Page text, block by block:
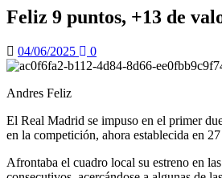
Feliz 9 puntos, +13 de
04/06/2025 0
Andres Feliz
El Real Madrid se impuso en el primer
en la competición, ahora establecida en
Afrontaba el cuadro local su estreno en